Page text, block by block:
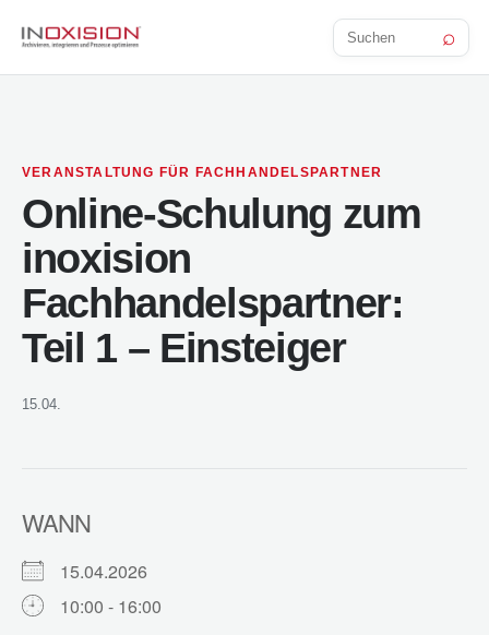
Beitrag
suchen
⌕
VERANSTALTUNG FÜR FACHHANDELSPARTNER
Online-Schulung zum
inoxision
Fachhandelspartner:
Teil 1 – Einsteiger
15.04.
WANN
15.04.2026
10:00 - 16:00